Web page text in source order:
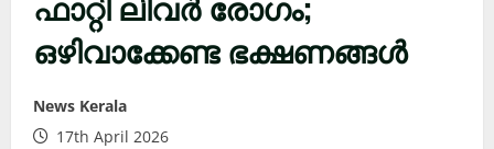
ഒഴിവാക്കേണ്ട ഭക്ഷണങ്ങള്‍
News Kerala
17th April 2026